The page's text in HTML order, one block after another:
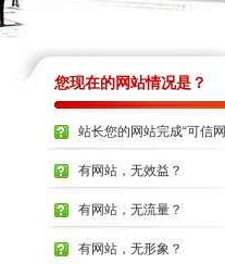
您现在的网站情况是？
站长您的网站完成“可信网
站”的...
有网站，无效益？
有网站，无流量？
有网站，无形象？